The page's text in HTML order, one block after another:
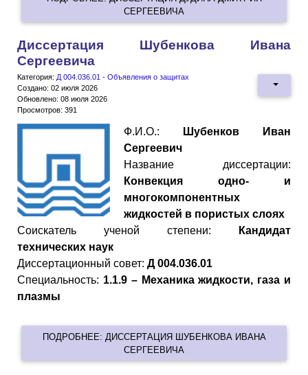
СЕРГЕЕВИЧА
Диссертация Шубенкова Ивана
Сергеевича
Категория: Д 004.036.01 - Объявления о защитах
Создано: 02 июля 2026
Обновлено: 08 июля 2026
Просмотров: 391
Ф.И.О.:
Шубенков Иван
Сергеевич
Название диссертации:
Конвекция одно- и
многокомпонентных
жидкостей в пористых слоях
Cоискатель ученой степени: Кандидат
технических наук
Диссертационный совет: Д 004.036.01
Специальность: 1.1.9 – Механика жидкости, газа и
плазмы
ПОДРОБНЕЕ: ДИССЕРТАЦИЯ ШУБЕНКОВА ИВАНА
СЕРГЕЕВИЧА